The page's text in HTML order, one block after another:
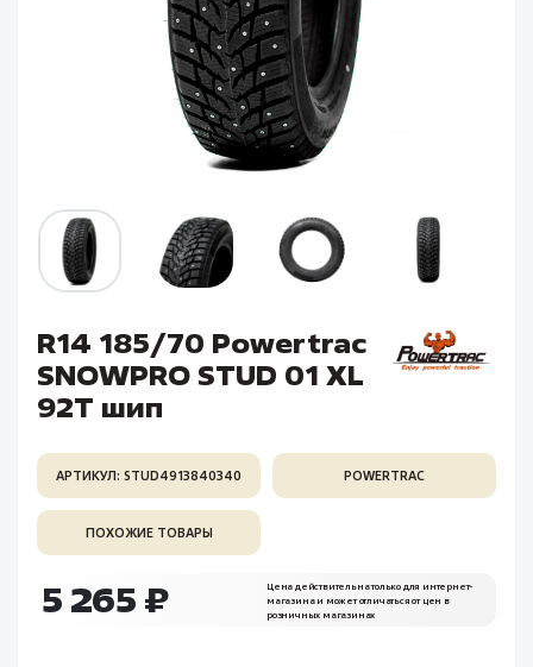
R14 185/70 Powertrac
SNOWPRO STUD 01 XL
92T шип
АРТИКУЛ: STUD4913840340 POWERTRAC
ПОХОЖИЕ ТОВАРЫ
5 265 ₽
Цена действительна только для интернет-
магазина и может отличаться от цен в
розничных магазинах